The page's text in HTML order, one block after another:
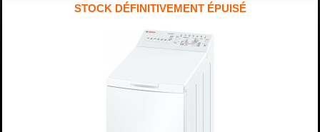
STOCK DÉFINITIVEMENT ÉPUISÉ